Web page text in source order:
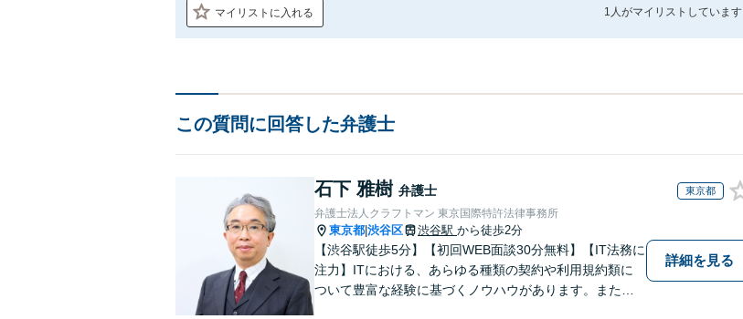
マイリストに入れる 1人がマイリストしています
この質問に回答した弁護士
石下 雅樹 弁護士 東京都
弁護士法人クラフトマン 東京国際特許法律事務所
東京都 渋谷区 渋谷駅 から徒歩2分
【渋谷駅徒歩5分】【初回WEB面談30分無料】【IT法務に
注力】ITにおける、あらゆる種類の契約や利用規約類に
ついて豊富な経験に基づくノウハウがあります。また、I
詳細を見る